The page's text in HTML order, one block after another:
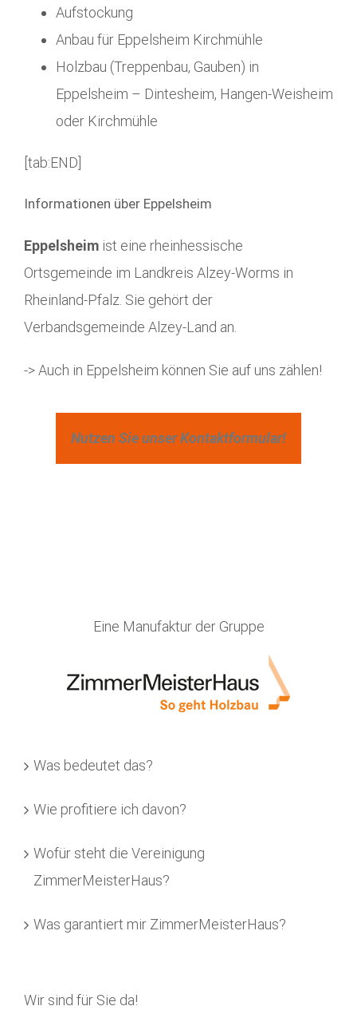
Aufstockung
Anbau für Eppelsheim Kirchmühle
Holzbau (Treppenbau, Gauben) in
Eppelsheim – Dintesheim, Hangen-Weisheim
oder Kirchmühle
[tab:END]
Informationen über Eppelsheim
Eppelsheim ist eine rheinhessische
Ortsgemeinde im Landkreis Alzey-Worms in
Rheinland-Pfalz. Sie gehört der
Verbandsgemeinde Alzey-Land an.
-> Auch in Eppelsheim können Sie auf uns zählen!
Nutzen Sie unser Kontaktformular!
Eine Manufaktur der Gruppe
Was bedeutet das?
Wie profitiere ich davon?
Wofür steht die Vereinigung
ZimmerMeisterHaus?
Was garantiert mir ZimmerMeisterHaus?
Wir sind für Sie da!